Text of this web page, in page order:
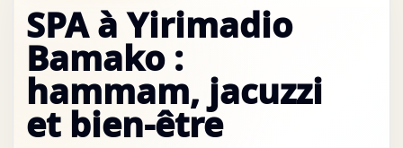
SPA à Yirimadio
Bamako :
hammam, jacuzzi
et bien-être